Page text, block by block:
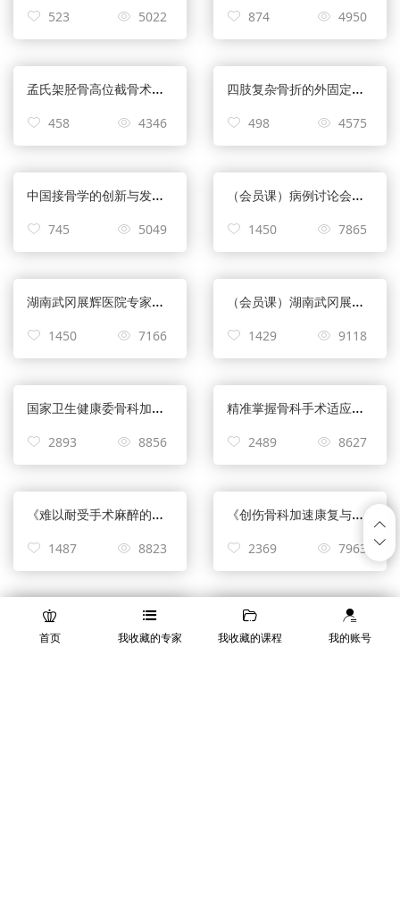
523 5022 874 4950
孟氏架胫骨高位截骨术治疗膝OA——金阳
458 4346
四肢复杂骨折的外固定解决方案—万春友
498 4575
中国接骨学的创新与发展—赵勇
745 5049
（会员课）病例讨论会｜骨卫士学科规划建设工作第十二期：股骨粗隆间骨折的治疗策略
1450 7865
湖南武冈展辉医院专家云查房
1450 7166
（会员课）湖南武冈展辉医院专家云查房
1429 9118
国家卫生健康委骨科加速康复试点培训暨e起谈骨论痛/大家谈第9期 ——创伤骨科加速康复无痛化管理
2893 8856
精准掌握骨科手术适应症及相应手术策略争取获得最佳的效果
2489 8627
《难以耐受手术麻醉的高龄转子间骨折的手术方式选择及无痛化管理》——林庆荣
1487 8823
《创伤骨科加速康复与疼痛管理经验分享》——郑明教授
2369 7963
（会员课）国家卫生健康委骨科加速康复试点培训暨e起谈骨论痛/大家谈第9期 ——创伤骨科加速康复无痛化管理
首页 我收藏的专家 我收藏的课程 我的账号